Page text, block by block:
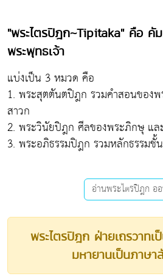
"พระไตรปิฎก~Tipitaka" คือ คั
พระพุทธเจ้า
แบ่งเป็น 3 หมวด คือ
1. พระสุตตันตปิฎก รวมคำสอนของ
สาวก
2. พระวินัยปิฎก ศีลของพระภิกษุ แล
3. พระอภิธรรมปิฎก รวมหลักธรรมชั้
อ่านพระไตรปิฎก อ
พระไตรปิฎก ฝ่ายเถรวาท
มหายานเป็นภาษ